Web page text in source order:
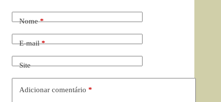
Nome*
E-mail*
Site
Adicionar comentário *